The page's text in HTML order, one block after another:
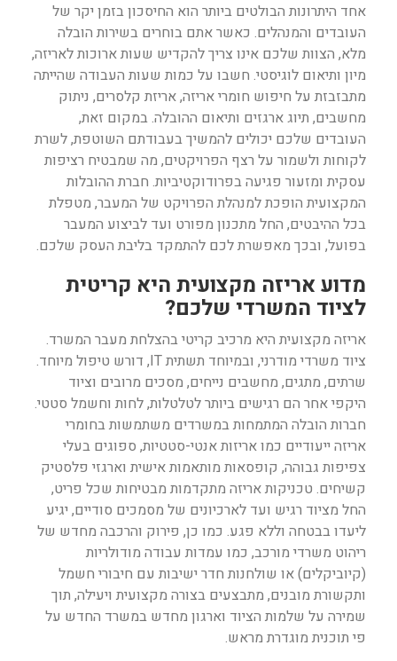
אחד היתרונות הבולטים ביותר הוא החיסכון בזמן יקר של
העובדים והמנהלים. כאשר אתם בוחרים בשירות הובלה
מלא, הצוות שלכם אינו צריך להקדיש שעות ארוכות לאריזה,
מיון ותיאום לוגיסטי. חשבו על כמות שעות העבודה שהייתה
מתבזבזת על חיפוש חומרי אריזה, אריזת קלסרים, ניתוק
מחשבים, תיוג ארגזים ותיאום ההובלה. במקום זאת,
העובדים שלכם יכולים להמשיך בעבודתם השוטפת, לשרת
לקוחות ולשמור על רצף הפרויקטים, מה שמבטיח רציפות
עסקית ומזעור פגיעה בפרודוקטיביות. חברת ההובלות
המקצועית הופכת למנהלת הפרויקט של המעבר, מטפלת
בכל ההיבטים, החל מתכנון מפורט ועד לביצוע המעבר
בפועל, ובכך מאפשרת לכם להתמקד בליבת העסק שלכם.
מדוע אריזה מקצועית היא קריטית
לציוד המשרדי שלכם?
אריזה מקצועית היא מרכיב קריטי בהצלחת מעבר המשרד.
ציוד משרדי מודרני, ובמיוחד תשתית IT, דורש טיפול מיוחד.
שרתים, מתגים, מחשבים נייחים, מסכים מרובים וציוד
היקפי אחר הם רגישים ביותר לטלטלות, לחות וחשמל סטטי.
חברות הובלה המתמחות במשרדים משתמשות בחומרי
אריזה ייעודיים כמו אריזות אנטי-סטטיות, ספוגים בעלי
צפיפות גבוהה, קופסאות מותאמות אישית וארגזי פלסטיק
קשיחים. טכניקות אריזה מתקדמות מבטיחות שכל פריט,
החל מציוד רגיש ועד לארכיונים של מסמכים סודיים, יגיע
ליעדו בבטחה וללא פגע. כמו כן, פירוק והרכבה מחדש של
ריהוט משרדי מורכב, כמו עמדות עבודה מודולריות
(קיוביקלים) או שולחנות חדר ישיבות עם חיבורי חשמל
ותקשורת מובנים, מתבצעים בצורה מקצועית ויעילה, תוך
שמירה על שלמות הציוד וארגון מחדש במשרד החדש על
פי תוכנית מוגדרת מראש.